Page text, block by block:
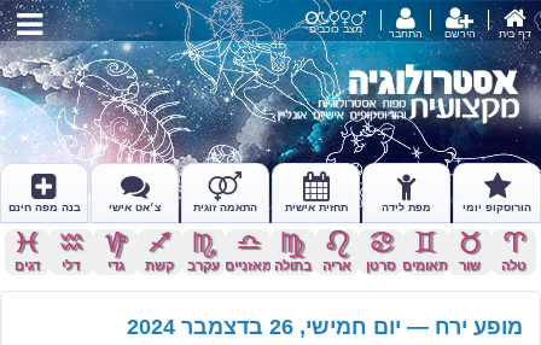
דף בית הירשם התחבר מצב כוכבים
הורוסקופ יומי מפת לידה תחזית אישית התאמה זוגית צ׳אט אישי בנה מפה חינם
a
טלה
s
שור
d
תאומים
f
סרטן
g
אריה
h
בתולה
j
מאזניים
k
עקרב
l
קשת
z
גדי
x
דלי
c
דגים
מופע ירח — יום חמישי, 26 בדצמבר 2024